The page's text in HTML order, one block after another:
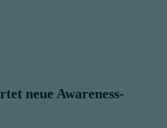
neue Awareness-